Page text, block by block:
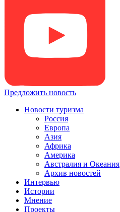
Предложить новость
Новости туризма
Россия
Европа
Азия
Африка
Америка
Австралия и Океания
Архив новостей
Интервью
Истории
Мнение
Проекты